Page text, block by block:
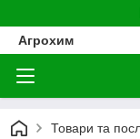
Агрохим
Товари та